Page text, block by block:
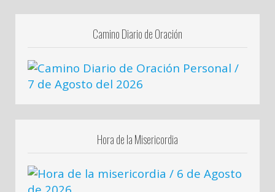
Camino Diario de Oración
Hora de la Misericordia